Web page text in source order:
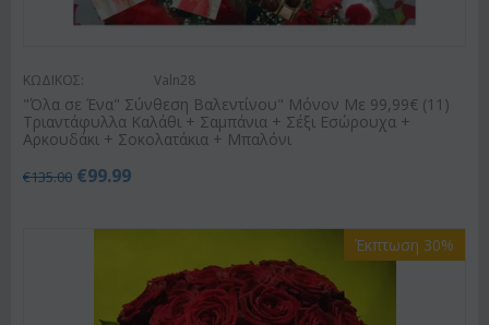
ΚΩΔΙΚΟΣ: Valn28
"Όλα σε Ένα" Σύνθεση Βαλεντίνου" Μόνον Με 99,99€ (11)
Τριαντάφυλλα Καλάθι + Σαμπάνια + Σέξι Εσώρουχα +
Αρκουδάκι + Σοκολατάκια + Μπαλόνι
€135.00 €99.99
Έκπτωση 30%